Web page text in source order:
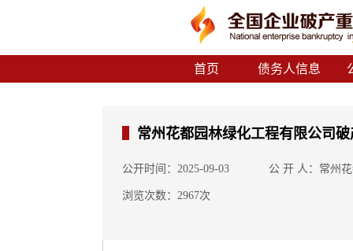
首页 债务人信息
常州花都园林绿化工程有限公司
公开时间：2025-09-03 公 开 人：常州
浏览次数：2967次